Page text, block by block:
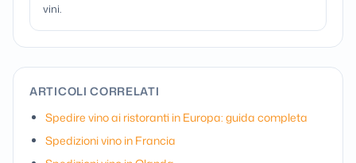
vini.
ARTICOLI CORRELATI
Spedire vino ai ristoranti in Europa: guida completa
Spedizioni vino in Francia